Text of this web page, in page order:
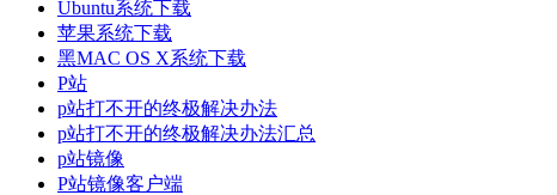
Ubuntu系统下载
苹果系统下载
黑MAC OS X系统下载
P站
p站打不开的终极解决办法
p站打不开的终极解决办法汇总
p站镜像
P站镜像客户端